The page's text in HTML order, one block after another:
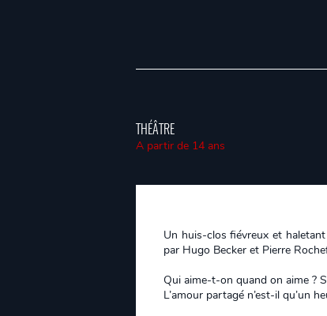
THÉÂTRE
A partir de 14 ans
Un huis-clos fiévreux et
par Hugo Becker et Pierre
Qui aime-t-on quand on aime ?
L’amour partagé n’est-il qu’un